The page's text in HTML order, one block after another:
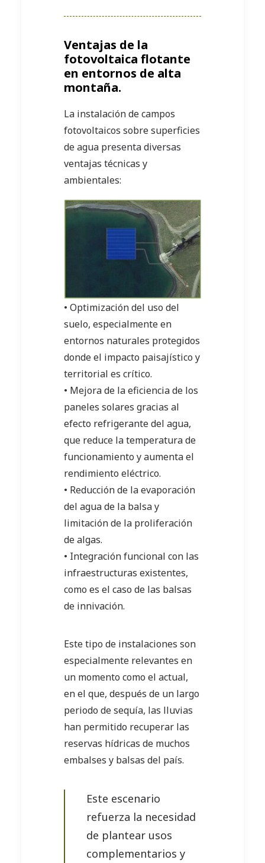
Ventajas de la
fotovoltaica flotante
en entornos de alta
montaña.
La instalación de campos
fotovoltaicos sobre superficies
de agua presenta diversas
ventajas técnicas y
ambientales:
• Optimización del uso del
suelo, especialmente en
entornos naturales protegidos
donde el impacto paisajístico y
territorial es crítico.
• Mejora de la eficiencia de los
paneles solares gracias al
efecto refrigerante del agua,
que reduce la temperatura de
funcionamiento y aumenta el
rendimiento eléctrico.
• Reducción de la evaporación
del agua de la balsa y
limitación de la proliferación
de algas.
• Integración funcional con las
infraestructuras existentes,
como es el caso de las balsas
de innivación.
Este tipo de instalaciones son
especialmente relevantes en
un momento como el actual,
en el que, después de un largo
periodo de sequía, las lluvias
han permitido recuperar las
reservas hídricas de muchos
embalses y balsas del país.
Este escenario
refuerza la necesidad
de plantear usos
complementarios y